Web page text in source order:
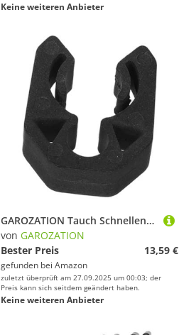
Keine weiteren Anbieter
GAROZATION Tauch Schnellentladeklemme Tauchschlauch Cliphalter Tauchschlauchhalter Tauchwerkzeuge Tauchschlauch Clip Tauchgummi Schlauchhalter Tauchschlauchhalter Clip Tauchhaken
von GAROZATION
Bester Preis
13,59 €
gefunden bei Amazon
zuletzt überprüft am 27.09.2025 um 00:03; der
Preis kann sich seitdem geändert haben.
Keine weiteren Anbieter